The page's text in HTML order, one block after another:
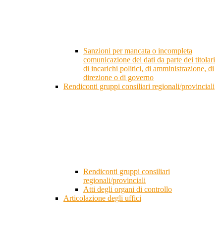
Sanzioni per mancata o incompleta
comunicazione dei dati da parte dei titolari
di incarichi politici, di amministrazione, di
direzione o di governo
Rendiconti gruppi consiliari regionali/provinciali
Rendiconti gruppi consiliari
regionali/provinciali
Atti degli organi di controllo
Articolazione degli uffici